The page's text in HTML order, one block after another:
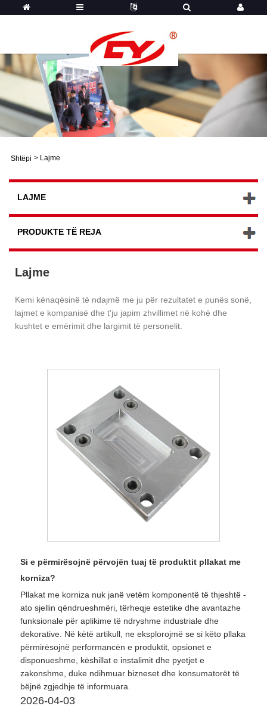
Shtëpi > Lajme
LAJME
PRODUKTE TË REJA
Lajme
Kemi kënaqësinë të ndajmë me ju për rezultatet e punës sonë,
lajmet e kompanisë dhe t'ju japim zhvillimet në kohë dhe
kushtet e emërimit dhe largimit të personelit.
Si e përmirësojnë përvojën tuaj të produktit pllakat me
korniza?
Pllakat me korniza nuk janë vetëm komponentë të thjeshtë -
ato sjellin qëndrueshmëri, tërheqje estetike dhe avantazhe
funksionale për aplikime të ndryshme industriale dhe
dekorative. Në këtë artikull, ne eksplorojmë se si këto pllaka
përmirësojnë performancën e produktit, opsionet e
disponueshme, këshillat e instalimit dhe pyetjet e
zakonshme, duke ndihmuar bizneset dhe konsumatorët të
bëjnë zgjedhje të informuara.
2026-04-03